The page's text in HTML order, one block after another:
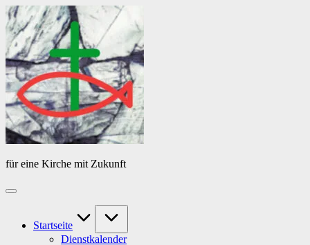
Skip
to
content
von
PfarrerB
für eine Kirche mit Zukunft
Startseite
Dienstkalender